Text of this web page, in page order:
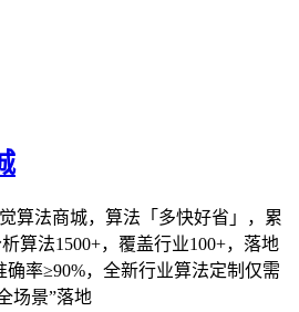
算法商城，算法「多快好省」，累
算法1500+，覆盖行业100+，落地
确率≥90%，全新行业算法定制仅需
场景”落地